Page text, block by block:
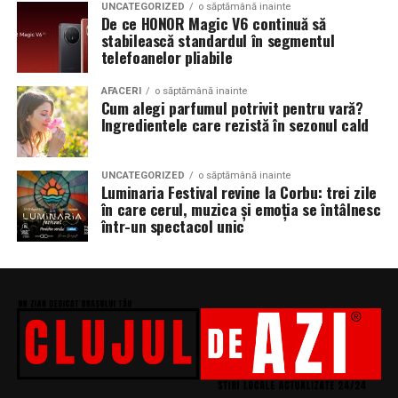
UNCATEGORIZED o săptămână inainte
De ce HONOR Magic V6 continuă să
stabilească standardul în segmentul
telefoanelor pliabile
AFACERI o săptămână inainte
Cum alegi parfumul potrivit pentru vară?
Ingredientele care rezistă în sezonul cald
UNCATEGORIZED o săptămână inainte
Luminaria Festival revine la Corbu: trei zile
în care cerul, muzica și emoția se întâlnesc
într-un spectacol unic